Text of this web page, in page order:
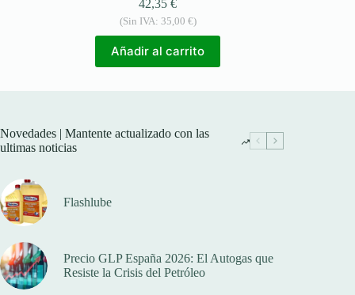
42,35€
(Sin IVA: 35,00 €)
Añadir al carrito
Novedades | Mantente actualizado con las
ultimas noticias
Flashlube
Precio GLP España 2026: El Autogas que
Resiste la Crisis del Petróleo